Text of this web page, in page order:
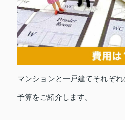
マンションと一戸建てそれぞ
予算をご紹介します。